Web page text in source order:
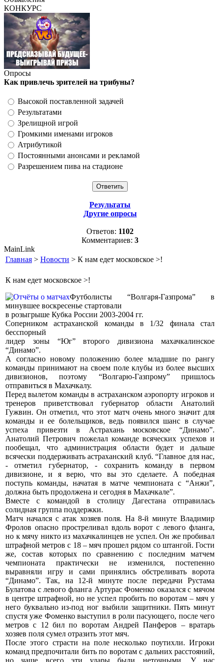
КОНКУРС
Опросы
Как привлечь зрителей на трибуны?
Высокой поставленной задачей
Результатами
Зрелищной игрой
Громкими именами игроков
Атрибутикой
Постоянными анонсами и рекламой
Разрешением пива на стадионе
Результаты
Другие опросы
Ответов: 1102
Комментариев: 3
MainLink
Главная > Новости > К нам едет московское >!
К нам едет московское >!
Футболисты “Волгаря-Газпрома” в
минувшее воскресенье стартовали
в розыгрыше Кубка России 2003-2004 гг.
Соперником астраханской команды в 1/32 финала стал
бесспорный
лидер зоны “Юг” второго дивизиона махачкалинское
“Динамо”.
А согласно новому положению более младшие по рангу
команды принимают на своем поле клубы из более высших
дивизионов, поэтому “Волгарю-Газпрому” пришлось
отправиться в Махачкалу.
Перед вылетом команды в астраханском аэропорту игроков и
тренеров приветствовал губернатор области Анатолий
Гужвин. Он отметил, что этот матч очень много значит для
команды и ее болельщиков, ведь появился шанс в случае
успеха привезти в Астрахань московское “Динамо”.
Анатолий Петрович пожелал команде всяческих успехов и
пообещал, что администрация области будет и дальше
всячески поддерживать астраханский клуб. “Главное для нас,
- отметил губернатор, - сохранить команду в первом
дивизионе, и я верю, что вы это сделаете. А победная
поступь команды, начатая в матче чемпионата с “Анжи”,
должна быть продолжена и сегодня в Махачкале”.
Вместе с командой в столицу Дагестана отправилась
солидная группа поддержки.
Матч начался с атак хозяев поля. На 8-й минуте Владимир
Фролов опасно простреливал вдоль ворот с левого фланга,
но к мячу никто из махачкалинцев не успел. Он же пробивал
штрафной метров с 18 – мяч прошел рядом со штангой. Гости
же, состав которых по сравнению с последним матчем
чемпионата практически не изменился, постепенно
выравняли игру и сами принялись обстреливать ворота
“Динамо”. Так, на 12-й минуте после передачи Рустама
Булатова с левого фланга Артурас Фоменко оказался с мячом
в центре штрафной, но не успел пробить по воротам – мяч у
него буквально из-под ног выбили защитники. Пять минут
спустя уже Фоменко выступил в роли пасующего, после чего
метров с 12 бил по воротам Андрей Панферов – вратарь
хозяев поля сумел отразить этот мяч.
После этого страсти на поле несколько поутихли. Игроки
команд предпочитали бить по воротам с дальних расстояний,
но чаще всего эти удары были неточными. У нас